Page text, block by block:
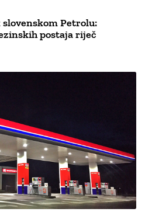
Petrolu:
postaja riječ